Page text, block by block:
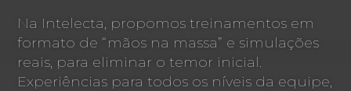
Na Intelecta, propomos treinamentos em
formato de “mãos na massa” e simulações
reais, para eliminar o temor inicial.
Experiências para todos os níveis da equipe,